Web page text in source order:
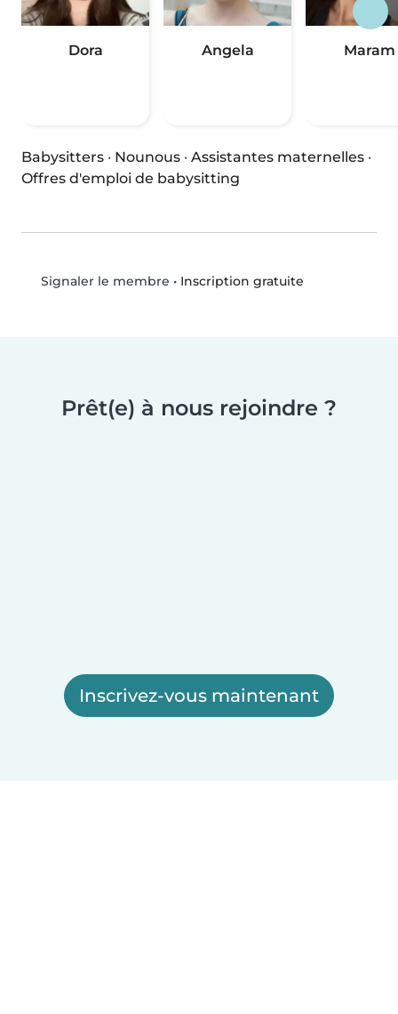
Dora Angela Maram
Babysitters · Nounous · Assistantes maternelles ·
Offres d'emploi de babysitting
Signaler le membre • Inscription gratuite
Prêt(e) à nous rejoindre ?
Inscrivez-vous maintenant